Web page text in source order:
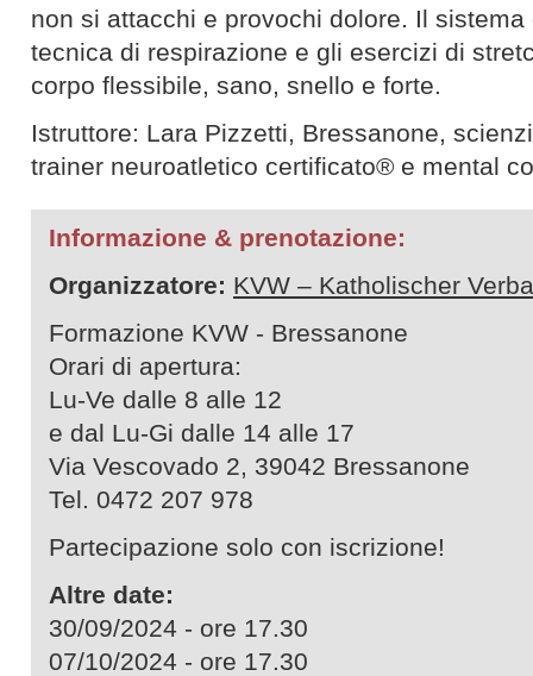
non si attacchi e provochi dolore. Il
tecnica di respirazione e gli esercizi di
corpo flessibile, sano, snello e forte.
Istruttore: Lara Pizzetti, Bressanone,
trainer neuroatletico certificato® e mental
Informazione & prenotazione:
Organizzatore: KVW – Katholischer
Formazione KVW - Bressanone
Orari di apertura:
Lu-Ve dalle 8 alle 12
e dal Lu-Gi dalle 14 alle 17
Via Vescovado 2, 39042 Bressanone
Tel. 0472 207 978
Partecipazione solo con iscrizione!
Altre date:
30/09/2024 - ore 17.30
07/10/2024 - ore 17.30